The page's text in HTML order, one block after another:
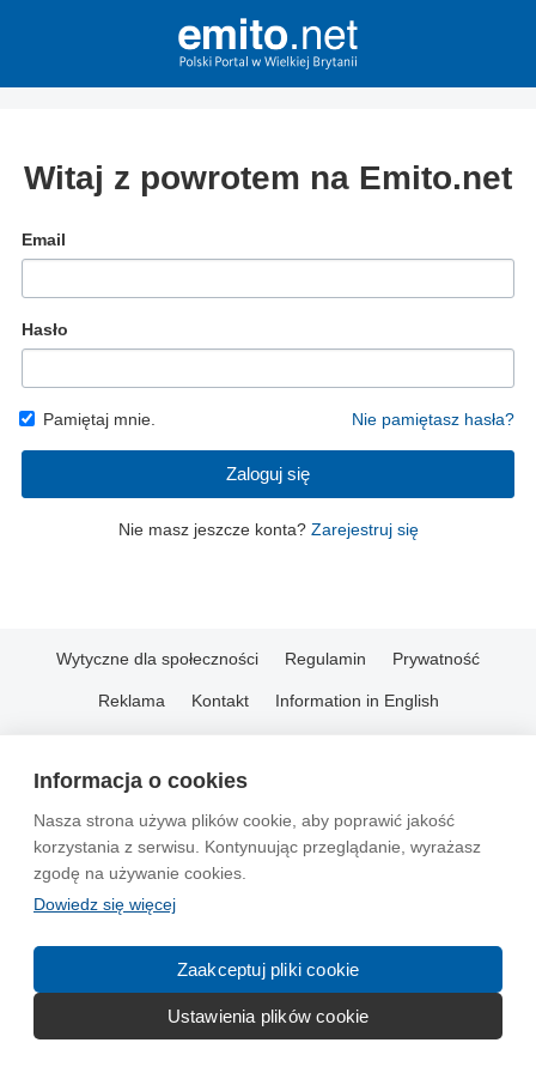
Informacja o cookies
Nasza strona używa plików cookie, aby poprawić jakość
korzystania z serwisu. Kontynuując przeglądanie, wyrażasz
zgodę na używanie cookies.
Dowiedz się więcej
Zaakceptuj pliki cookie
Ustawienia plików cookie
Witaj z powrotem na Emito.net
Email
Hasło
Pamiętaj mnie. Nie pamiętasz hasła?
Zaloguj się
Nie masz jeszcze konta? Zarejestruj się
Wytyczne dla społeczności Regulamin Prywatność
Reklama Kontakt Information in English